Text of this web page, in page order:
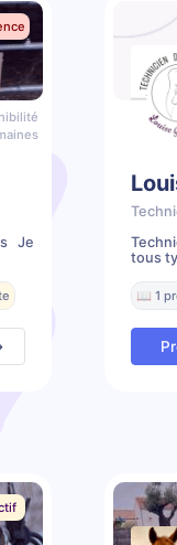
Je
tous
📖 1